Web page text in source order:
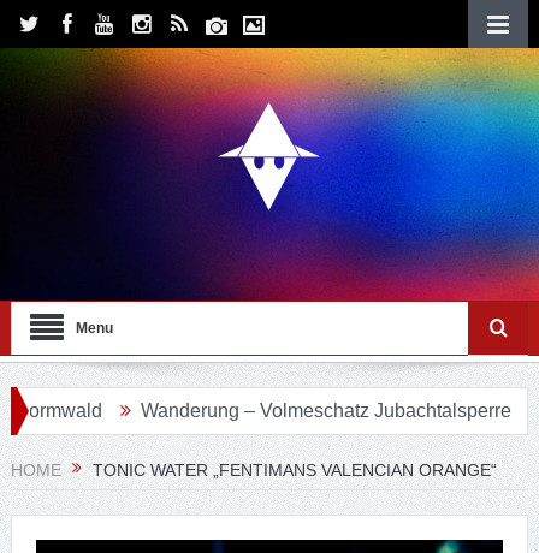
Menu
Wanderung – Volmeschatz Jubachtalsperre
HOME TONIC WATER „FENTIMANS VALENCIAN ORANGE“